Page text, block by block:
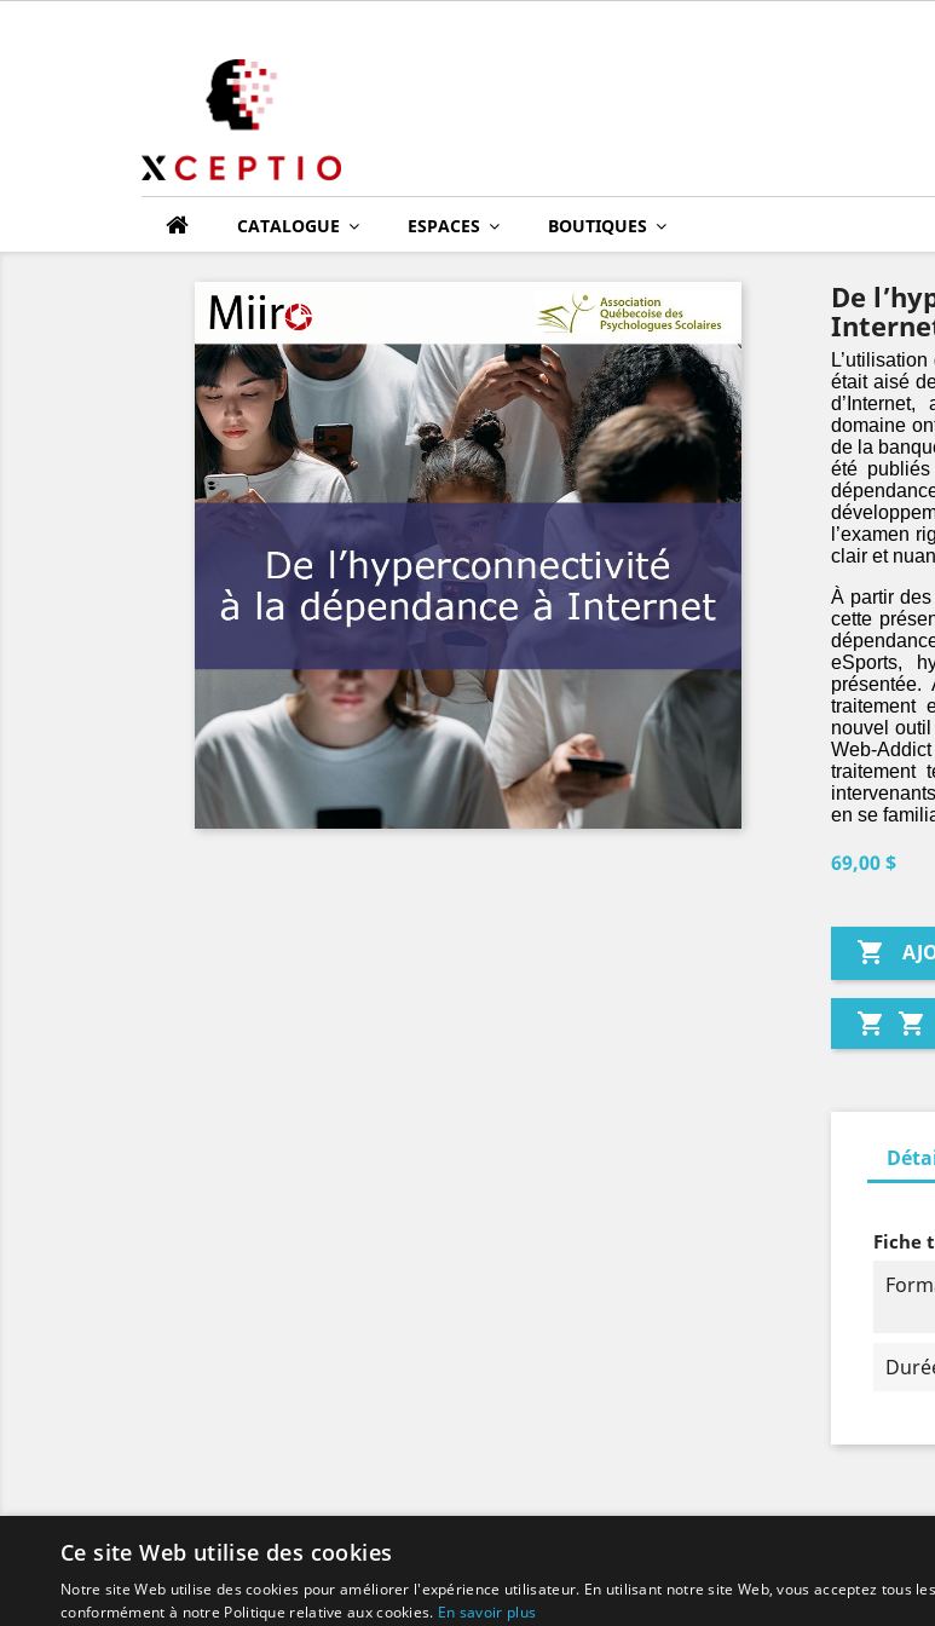
CATALOGUE ESPACES BOUTIQUES
De
était aisé
domaine
de la
été
l’examen
clair et
À partir
cette
eSports,
présentée.
traitement
nouvel outil
Web-
traitement
en se
69,00 $

 
Fiche
Déclaration de confidentialité et
Ce site Web utilise des cookies
Notre site Web utilise des cookies pour améliorer l'expérience utilisateur. En utilisant notre site Web, vous acceptez tous
conformément à notre Politique relative aux cookies. En savoir plus